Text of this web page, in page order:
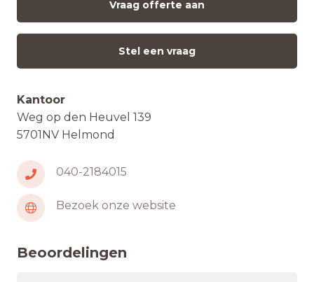
Vraag offerte aan
Stel een vraag
Kantoor
Weg op den Heuvel 139
5701NV Helmond
040-2184015
Bezoek onze website
Beoordelingen